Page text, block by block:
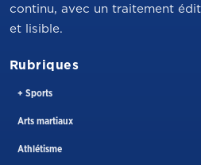
continu, avec un traitement
et lisible.
Rubriques
+ Sports
Arts martiaux
Athlétisme